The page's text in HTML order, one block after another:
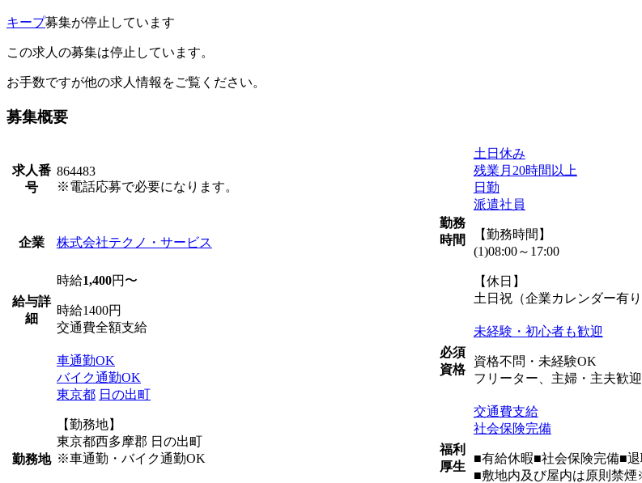
キープ募集が停止しています
この求人の募集は停止しています。
お手数ですが他の求人情報をご覧ください。
募集概要
求人番
号
864483
※電話応募で必要になります。
企業 株式会社テクノ・サービス
給与詳
細
時給1,400円〜
時給1400円
交通費全額支給
勤務地
車通勤OK
バイク通勤OK
東京都 日の出町
【勤務地】
東京都西多摩郡 日の出町
※車通勤・バイク通勤OK
勤務
時間
土日休み
残業月20時間以上
日勤
派遣社員
【勤務時間】
(1)08:00～17:00
【休日】
土日祝（企業カレンダー有り
必須
資格
未経験・初心者も歓迎
資格不問・未経験OK
フリーター、主婦・主夫歓迎
福利
厚生
交通費支給
社会保険完備
■有給休暇■社会保険完備■
■敷地内及び屋内は原則禁